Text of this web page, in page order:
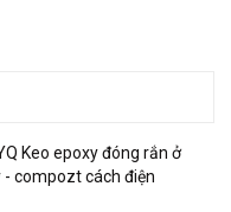
Keo epoxy đóng rắn ở
- compozt cách điện